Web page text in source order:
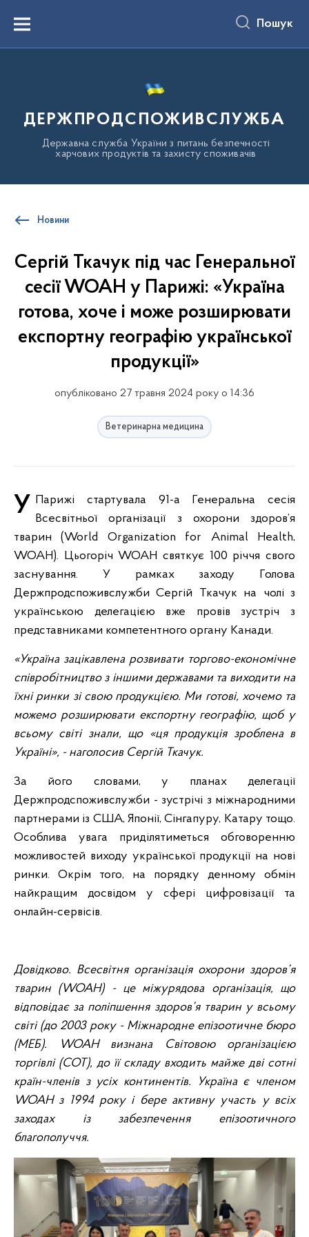
вмістуMenu Пошук
ДЕРЖПРОДСПОЖИВСЛУЖБА
Державна служба України з питань безпечності
харчових продуктів та захисту споживачів
Новини
Сергій Ткачук під час Генеральної
сесії WOAH у Парижі: «Україна
готова, хоче і може розширювати
експортну географію української
продукції»
опубліковано 27 травня 2024 року о 14:36
Ветеринарна медицина
У Парижі стартувала 91-а Генеральна сесія Всесвітньої організації з охорони здоров’я
тварин (World Organization for Animal Health,
WOAH). Цьогоріч WOAH святкує 100 річчя свого
заснування. У рамках заходу Голова
Держпродспоживслужби Сергій Ткачук на чолі з
українською делегацією вже провів зустріч з
представниками компетентного органу Канади.
«Україна зацікавлена розвивати торгово-економічне
співробітництво з іншими державами та виходити на
їхні ринки зі свою продукцією. Ми готові, хочемо та
можемо розширювати експортну географію, щоб у
всьому світі знали, що «ця продукція зроблена в
Україні», - наголосив Сергій Ткачук.
За його словами, у планах делегації
Держпродспоживслужби - зустрічі з міжнародними
партнерами із США, Японії, Сінгапуру, Катару тощо.
Особлива увага приділятиметься обговоренню
можливостей виходу української продукції на нові
ринки. Окрім того, на порядку денному обмін
найкращим досвідом у сфері цифровізації та
онлайн-сервісів.
Довідково. Всесвітня організація охорони здоров’я
тварин (WOAH) - це міжурядова організація, що
відповідає за поліпшення здоров’я тварин у всьому
світі (до 2003 року - Міжнародне епізоотичне бюро
(МЕБ). WOAH визнана Світовою організацією
торгівлі (СОТ), до її складу входить майже дві сотні
країн-членів з усіх континентів. Україна є членом
WOAH з 1994 року і бере активну участь у всіх
заходах із забезпечення епізоотичного
благополуччя.